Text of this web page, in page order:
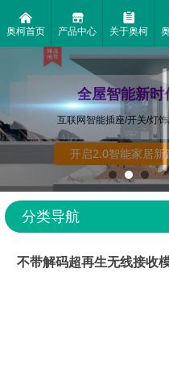
낀
奥柯首页
끵
产品中心
뀳
关于奥柯
分类导航
不带解码超再生无线接收
全屋智能新时
互联网智能插座/开关/灯
开启2.0智能家居新
让距离 触手可及
AK-7011TX-8键对拷遥控器
●舒适的握持
●小巧的
外观设计
●1000
控制距